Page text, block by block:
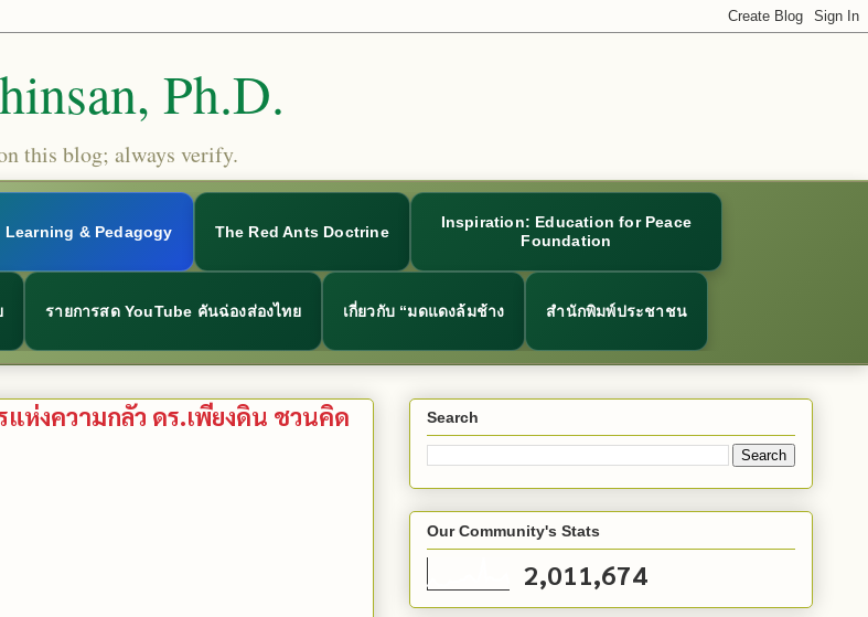
Ph.D.
this blog; always verify.
Learning & Pedagogy The Red Ants Doctrine
Inspiration: Education for Peace
Foundation
รายการสด YouTube คันฉ่องส่องไทย เกี่ยวกับ “มดแดงล้มช้าง สำนักพิมพ์ประชาชน
ห่งความกลัว ดร.เพียงดิน ชวนคิด
Search
Our Community's Stats
2,011,674